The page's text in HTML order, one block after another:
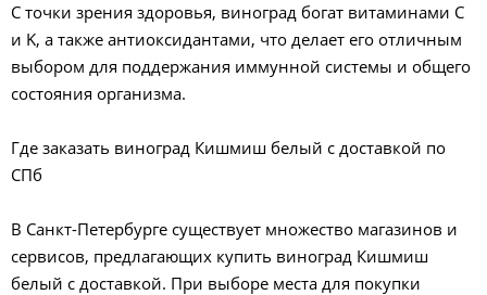
С точки зрения здоровья, виноград богат витаминами C
и K, а также антиоксидантами, что делает его отличным
выбором для поддержания иммунной системы и общего
состояния организма.
Где заказать виноград Кишмиш белый с доставкой по
СПб
В Санкт-Петербурге существует множество магазинов и
сервисов, предлагающих купить виноград Кишмиш
белый с доставкой. При выборе места для покупки